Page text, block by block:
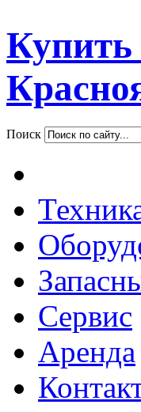
Купить
Поиск
Сервис
Аренда